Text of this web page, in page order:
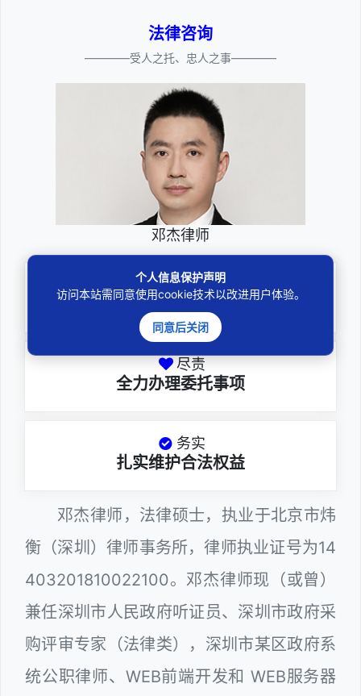
法律咨询
————受人之托、忠人之事————
邓杰律师
专业
深耕厚积聚焦专注
尽责
全力办理委托事项
务实
扎实维护合法权益
邓杰律师，法律硕士，执业于北京市炜
衡（深圳）律师事务所，律师执业证号为14
403201810022100。邓杰律师现（或曾）
兼任深圳市人民政府听证员、深圳市政府采
购评审专家（法律类），深圳市某区政府系
统公职律师、WEB前端开发和 WEB服务器
个人信息保护声明
访问本站需同意使用cookie技术以改进用户体验。
同意后关闭